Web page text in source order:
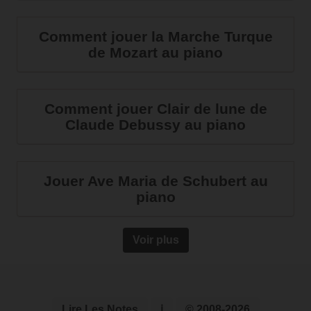
Comment jouer la Marche Turque
de Mozart au piano
Comment jouer Clair de lune de
Claude Debussy au piano
Jouer Ave Maria de Schubert au
piano
Voir plus